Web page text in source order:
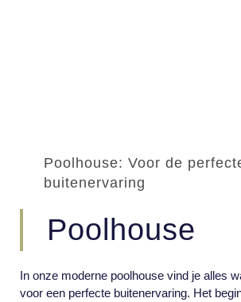
Poolhouse: Voor de
buitenervaring
Poolhouse
In onze moderne poolhouse vind je alles
voor een perfecte buitenervaring. Het